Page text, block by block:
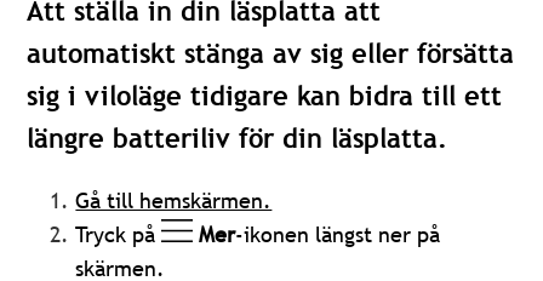
Att ställa in din läsplatta att
automatiskt stänga av sig eller försätta
sig i viloläge tidigare kan bidra till ett
längre batteriliv för din läsplatta.
Gå till hemskärmen.
Tryck på
Mer-ikonen längst ner på
skärmen.